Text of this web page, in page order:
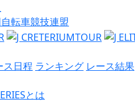
転車競技連盟
ス日程 ランキング レース結果
とは